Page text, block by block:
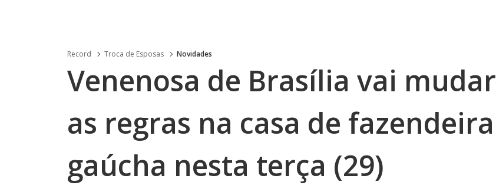
Record Troca de Esposas Novidades
Venenosa de Brasília vai mudar
as regras na casa de fazendeira
gaúcha nesta terça (29)